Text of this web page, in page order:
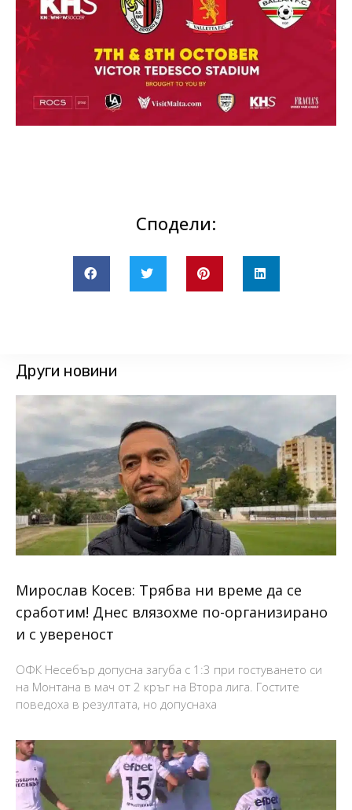
Сподели:
Други новини
Мирослав Косев: Трябва ни време да се
сработим! Днес влязохме по-организирано
и с увереност
ОФК Несебър допусна загуба с 1:3 при гостуването си
на Монтана в мач от 2 кръг на Втора лига. Гостите
поведоха в резултата, но допуснаха